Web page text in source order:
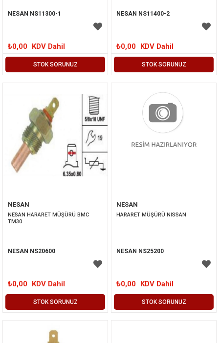
STOK SORUNUZ
NESAN NS11300-1
₺0,00 KDV Dahil
STOK SORUNUZ
NESAN NS11400-2
₺0,00 KDV Dahil
STOK SORUNUZ
NESAN
NESAN HARARET MÜŞÜRÜ BMC
TM30
NESAN NS20600
₺0,00 KDV Dahil
STOK SORUNUZ
NESAN
HARARET MÜŞÜRÜ NISSAN
NESAN NS25200
₺0,00 KDV Dahil